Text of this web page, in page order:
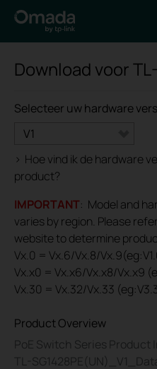
Download voor
Selecteer uw hardware
V1
> Hoe vind ik de hardware
product?
IMPORTANT: Model and
varies by region. Please
website to determine
Vx.0 = Vx.6/Vx.8/
Vx.x0 = Vx.x6/Vx.x8/Vx.x9
Vx.30 = Vx.32/Vx.33
Product Overview
PoE Switch Series
TL-